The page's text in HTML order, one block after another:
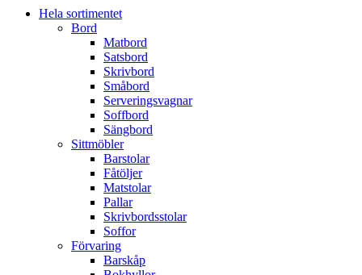
Hela sortimentet
Bord
Matbord
Satsbord
Skrivbord
Småbord
Serveringsvagnar
Soffbord
Sängbord
Sittmöbler
Barstolar
Fåtöljer
Matstolar
Pallar
Skrivbordsstolar
Soffor
Förvaring
Barskåp